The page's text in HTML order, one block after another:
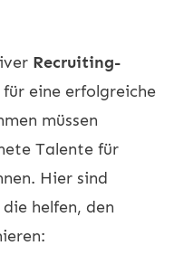
Recruiting-
eine erfolgreiche
müssen
Talente für
Hier sind
helfen, den